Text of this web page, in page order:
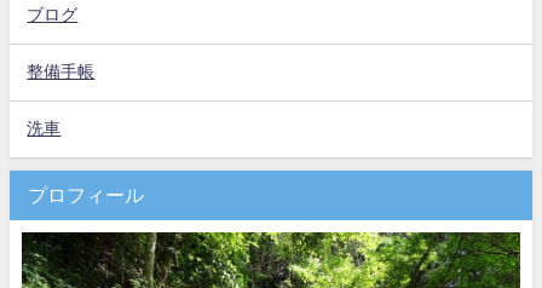
ブログ
整備手帳
洗車
プロフィール